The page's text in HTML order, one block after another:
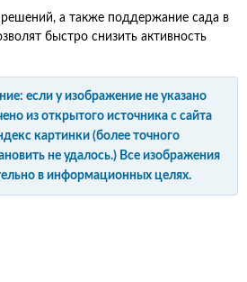
а также поддержание сада в
быстро снизить активность
если у изображение не указано
из открытого источника с сайта
картинки (более точного
не удалось.) Все изображения
в информационных целях.